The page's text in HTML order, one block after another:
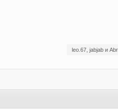
leo.67, jabjab и